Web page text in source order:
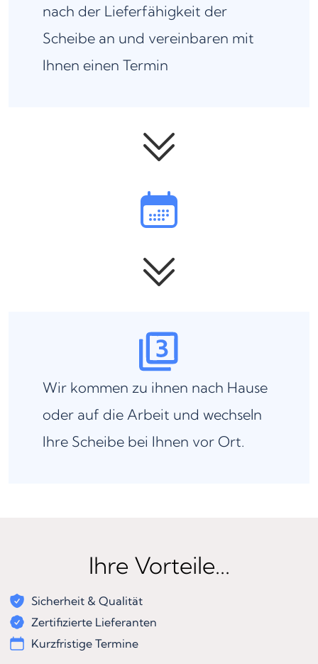
nach der Lieferfähigkeit der
Scheibe an und vereinbaren mit
Ihnen einen Termin
Wir kommen zu ihnen nach Hause
oder auf die Arbeit und wechseln
Ihre Scheibe bei Ihnen vor Ort.
Ihre Vorteile...
Sicherheit & Qualität
Zertifizierte Lieferanten
Kurzfristige Termine